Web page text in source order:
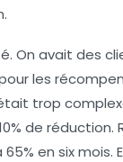
On avait des
les
trop
de réduction.
en six mois.